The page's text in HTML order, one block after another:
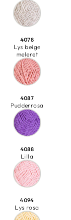
4078
Lys beige
meleret
4087
Pudderrosa
4088
Lilla
4094
Lys rosa